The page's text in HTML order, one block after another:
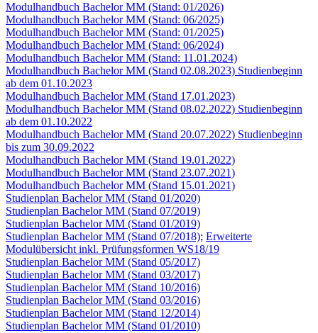
Modulhandbuch Bachelor MM (Stand: 01/2026)
Modulhandbuch Bachelor MM (Stand: 06/2025)
Modulhandbuch Bachelor MM (Stand: 01/2025)
Modulhandbuch Bachelor MM (Stand: 06/2024)
Modulhandbuch Bachelor MM (Stand: 11.01.2024)
Modulhandbuch Bachelor MM (Stand 02.08.2023) Studienbeginn
ab dem 01.10.2023
Modulhandbuch Bachelor MM (Stand 17.01.2023)
Modulhandbuch Bachelor MM (Stand 08.02.2022) Studienbeginn
ab dem 01.10.2022
Modulhandbuch Bachelor MM (Stand 20.07.2022) Studienbeginn
bis zum 30.09.2022
Modulhandbuch Bachelor MM (Stand 19.01.2022)
Modulhandbuch Bachelor MM (Stand 23.07.2021)
Modulhandbuch Bachelor MM (Stand 15.01.2021)
Studienplan Bachelor MM (Stand 01/2020)
Studienplan Bachelor MM (Stand 07/2019)
Studienplan Bachelor MM (Stand 01/2019)
Studienplan Bachelor MM (Stand 07/2018); Erweiterte
Modulübersicht inkl. Prüfungsformen WS18/19
Studienplan Bachelor MM (Stand 05/2017)
Studienplan Bachelor MM (Stand 03/2017)
Studienplan Bachelor MM (Stand 10/2016)
Studienplan Bachelor MM (Stand 03/2016)
Studienplan Bachelor MM (Stand 12/2014)
Studienplan Bachelor MM (Stand 01/2010)